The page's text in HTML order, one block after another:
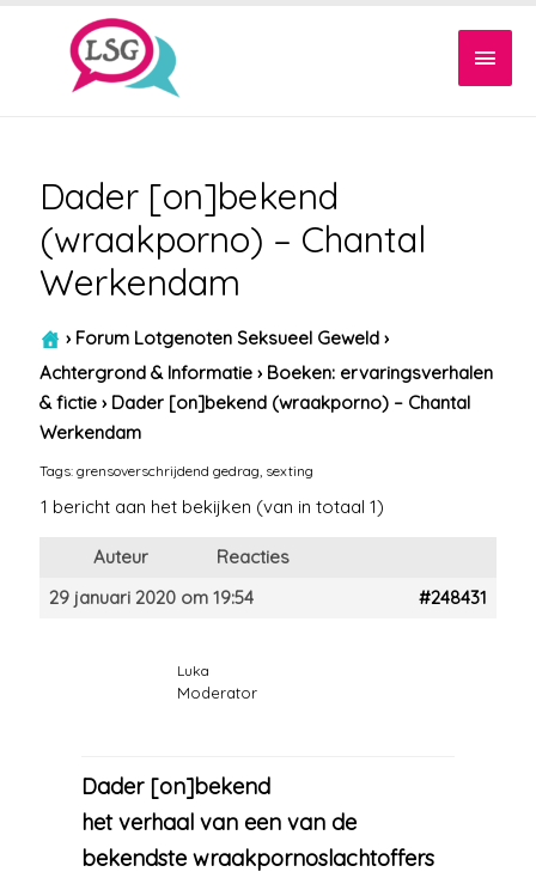
Dader [on]bekend
(wraakporno) – Chantal
Werkendam
› Forum Lotgenoten Seksueel Geweld ›
Achtergrond & Informatie › Boeken: ervaringsverhalen
& fictie › Dader [on]bekend (wraakporno) – Chantal
Werkendam
Tags:grensoverschrijdend gedrag sexting
1 bericht aan het bekijken (van in totaal 1)
Auteur
Reacties
29 januari 2020 om 19:54
#248431
Luka
Moderator
Dader [on]bekend
het verhaal van een van de
bekendste wraakpornoslachtoffers